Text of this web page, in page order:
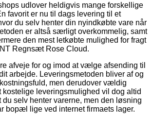
udlover heldigvis mange forskellige
favorit er nu til dags levering til et
du selv henter din nyindkøbte vare når
er altså særligt overkommelig, samt
den mest letkøbte mulighed for fragt
Regnsæt Rose Cloud.
afveje for og imod at vælge afsending til
arbejde. Leveringsmetoden bliver af og
men derudover vældig
kostelige leveringsmulighed vil dog altid
selv henter varerne, men den løsning
bopæl lige ved internet firmaets lager.